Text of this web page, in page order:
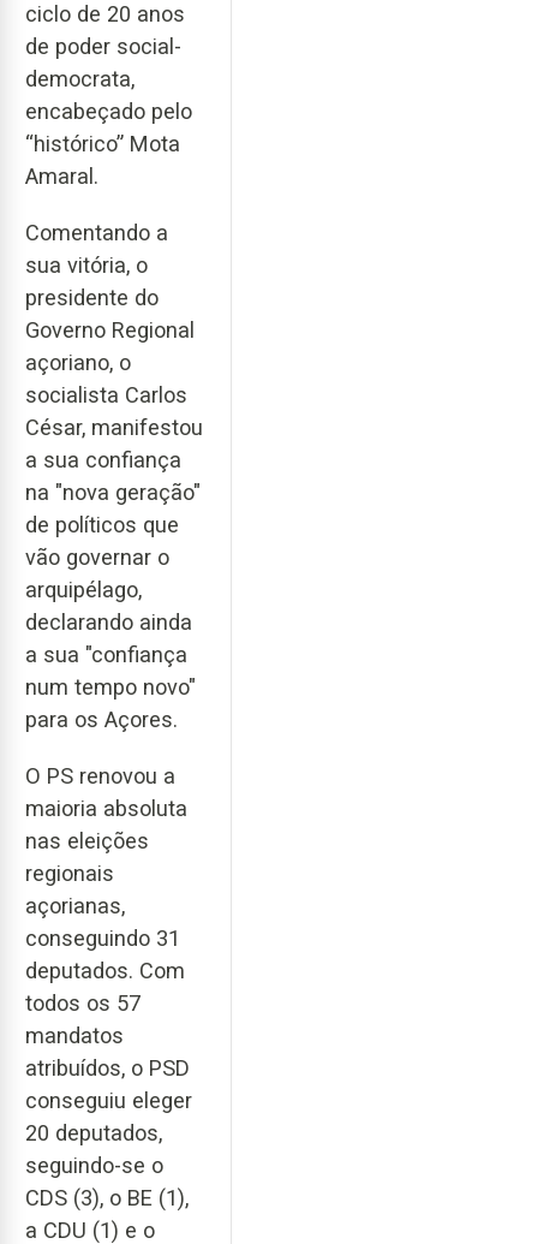
ciclo de 20 anos
de poder social-
democrata,
encabeçado pelo
“histórico” Mota
Amaral.
Comentando a
sua vitória, o
presidente do
Governo Regional
açoriano, o
socialista Carlos
César, manifestou
a sua confiança
na "nova geração"
de políticos que
vão governar o
arquipélago,
declarando ainda
a sua "confiança
num tempo novo"
para os Açores.
O PS renovou a
maioria absoluta
nas eleições
regionais
açorianas,
conseguindo 31
deputados. Com
todos os 57
mandatos
atribuídos, o PSD
conseguiu eleger
20 deputados,
seguindo-se o
CDS (3), o BE (1),
a CDU (1) e o